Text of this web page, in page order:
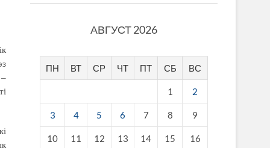
АВГУСТ 2026
ПН ВТ СР ЧТ ПТ СБ ВС
1 2
3 4 5 6 7 8 9
10 11 12 13 14 15 16